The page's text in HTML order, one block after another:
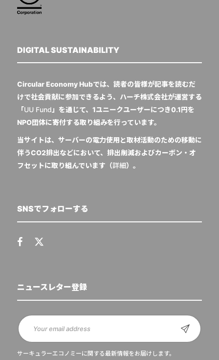
DIGITAL SUSTAINABILITY
Circular Economy Hubでは、読者の皆様が記事を読むだ
けで社会貢献に参加できるよう、ハーチ株式会社が運営する
「UU Fund 」を通じて、1ユニークユーザーにつき0.1円を
NPO団体に寄付する取り組みを行っています。
当サイトは、サーバーの電力使用と取材活動のための移動に
伴うCO2排出などにおいて、排出削減およびカーボン・オ
フセットに取り組んでいます（詳細）。
SNSでフォローする
ニュースレター登録
サーキュラーエコノミーに関する最新情報をお届けします。